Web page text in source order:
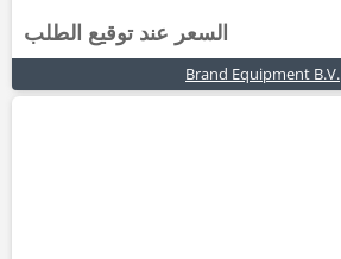
السعر عند توقيع الطلب
Brand Equipment B.V.